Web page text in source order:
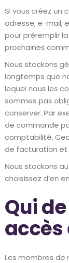
Si vous créez un
adresse, e-mail,
pour préremplir
prochaines
Nous stockons
longtemps que
lequel nous les
sommes pas
conserver. Par
de commande
comptabilité.
de facturation et
Nous stockons
choisissez d’en
Qui
accès
Les membres